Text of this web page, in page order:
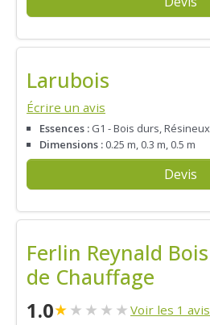
Larubois
Écrire un avis
Essences : G1 - Bois durs, Résineux
Dimensions : 0.25 m, 0.3 m, 0.5 m
Devis
Ferlin Reynald Bois
de Chauffage
1.0★★ ★ ★ ★ Voir les 1 avis